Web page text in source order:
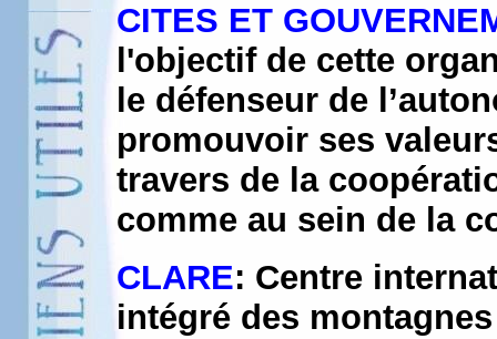
CITES ET
l'objectif de cette
le défenseur de
promouvoir ses
travers de la
comme au sein de la
CLARE: Centre
intégré des montagnes